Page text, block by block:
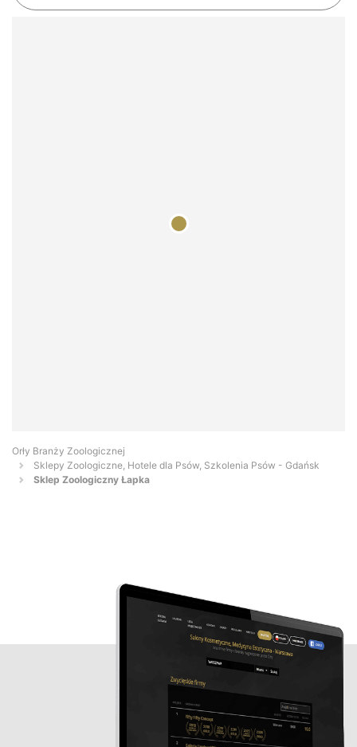
Orły Branży Zoologicznej
Sklepy Zoologiczne, Hotele dla Psów, Szkolenia Psów - Gdańsk
Sklep Zoologiczny Łapka